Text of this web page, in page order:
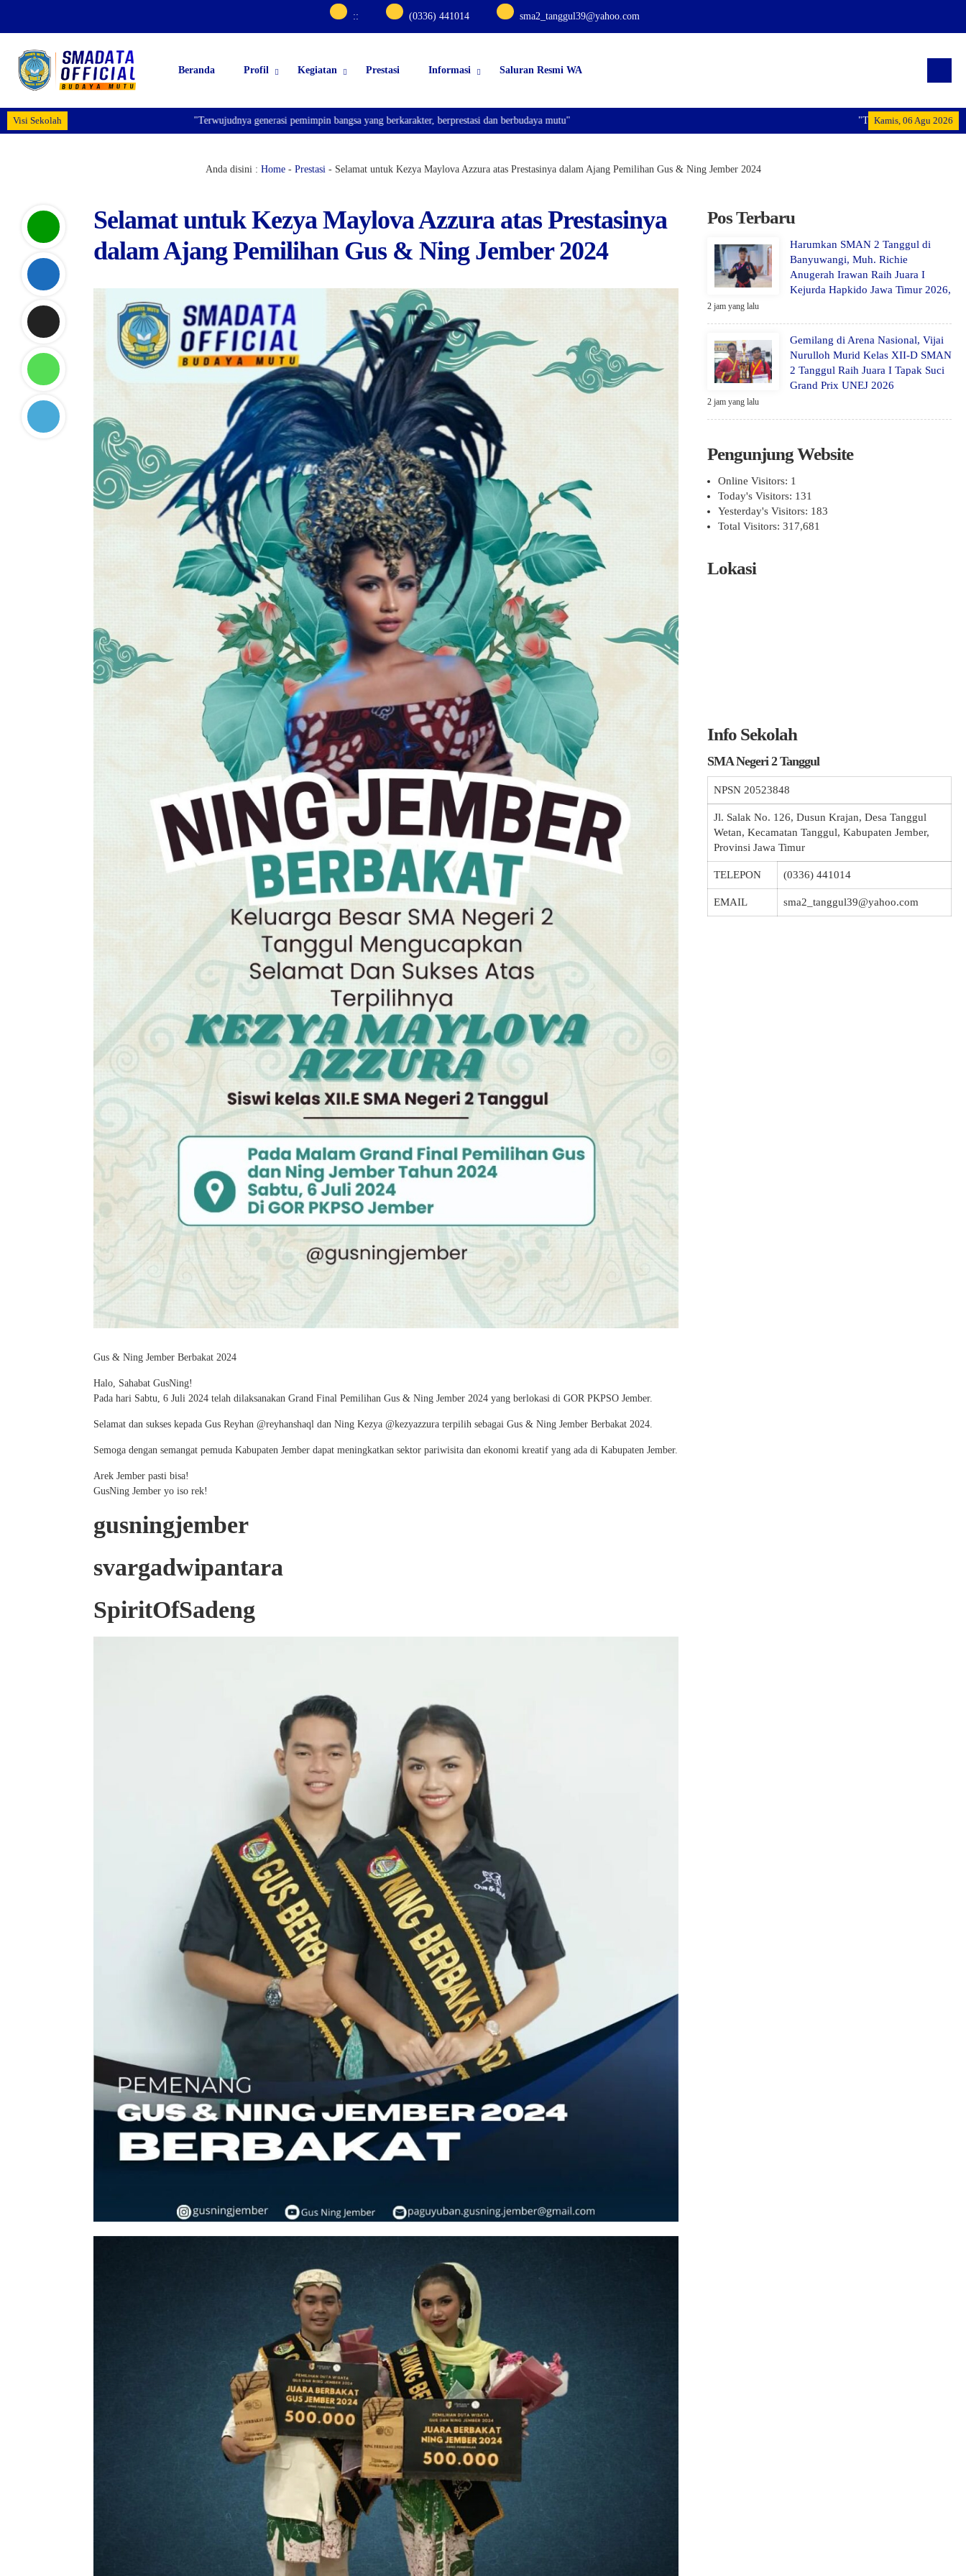
:: (0336) 441014 sma2_tanggul39@yahoo.com
Beranda Profil Kegiatan Prestasi Informasi Saluran Resmi WA
Visi Sekolah Kamis, 06 Agu 2026
"Terwujudnya generasi pemimpin
"Terwujudnya generasi pemimpin bangsa yang berkarakter, berprestasi dan berbudaya mutu"
Anda disini : Home- Prestasi- Selamat untuk Kezya Maylova Azzura atas Prestasinya dalam Ajang Pemilihan Gus & Ning Jember 2024
Selamat untuk Kezya Maylova Azzura atas Prestasinya
dalam Ajang Pemilihan Gus & Ning Jember 2024
Gus & Ning Jember Berbakat 2024
Halo, Sahabat GusNing!
Pada hari Sabtu, 6 Juli 2024 telah dilaksanakan Grand Final Pemilihan Gus & Ning Jember 2024 yang berlokasi di GOR PKPSO Jember.
Selamat dan sukses kepada Gus Reyhan @reyhanshaql dan Ning Kezya @kezyazzura terpilih sebagai Gus & Ning Jember Berbakat 2024.
Semoga dengan semangat pemuda Kabupaten Jember dapat meningkatkan sektor pariwisita dan ekonomi kreatif yang ada di Kabupaten Jember.
Arek Jember pasti bisa!
GusNing Jember yo iso rek!
gusningjember
svargadwipantara
SpiritOfSadeng
Pos Terbaru
Harumkan SMAN 2 Tanggul di
Banyuwangi, Muh. Richie
Anugerah Irawan Raih Juara I
Kejurda Hapkido Jawa Timur 2026,
2 jam yang lalu
Gemilang di Arena Nasional, Vijai
Nurulloh Murid Kelas XII-D SMAN
2 Tanggul Raih Juara I Tapak Suci
Grand Prix UNEJ 2026
2 jam yang lalu
Pengunjung Website
Online Visitors: 1
Today's Visitors: 131
Yesterday's Visitors: 183
Total Visitors: 317,681
Lokasi
Info Sekolah
SMA Negeri 2 Tanggul
NPSN 20523848
Jl. Salak No. 126, Dusun Krajan, Desa Tanggul
Wetan, Kecamatan Tanggul, Kabupaten Jember,
Provinsi Jawa Timur
TELEPON (0336) 441014
EMAIL sma2_tanggul39@yahoo.com